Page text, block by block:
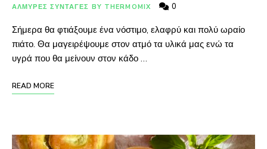
ΑΛΜΥΡΕΣ ΣΥΝΤΑΓΕΣ BY THERMOMIX 0
Σήμερα θα φτιάξουμε ένα νόστιμο, ελαφρύ και πολύ ωραίο
πιάτο. Θα μαγειρέψουμε στον ατμό τα υλικά μας ενώ τα
υγρά που θα μείνουν στον κάδο …
READ MORE